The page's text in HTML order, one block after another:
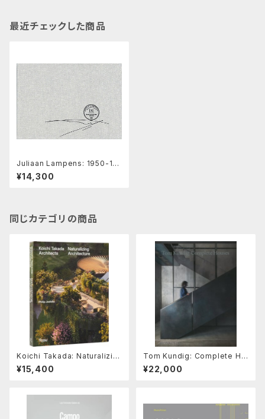
最近チェックした商品
Juliaan Lampens: 1950-19
91 New revised and enlar
ged edition
¥14,300
同じカテゴリの商品
Koichi Takada: Naturalizin
g Architecture
¥15,400
Tom Kundig: Complete Ho
uses
¥22,000